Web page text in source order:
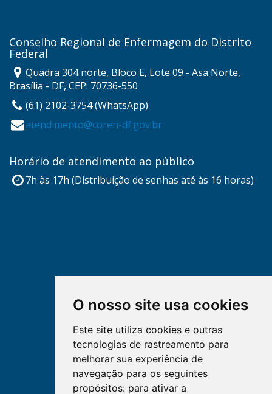
O nosso site usa cookies
Este site utiliza cookies e outras
tecnologias de rastreamento para
melhorar sua experiência de
navegação para os seguintes
propósitos: para ativar a
Conselho Regional de Enfermagem do Distrito
Federal
Quadra 304 norte, Bloco E, Lote 09 - Asa Norte,
Brasília - DF, CEP: 70736-550
(61) 2102-3754 (WhatsApp)
atendimento@coren-df.gov.br
Horário de atendimento ao público
7h às 17h (Distribuição de senhas até às 16 horas)